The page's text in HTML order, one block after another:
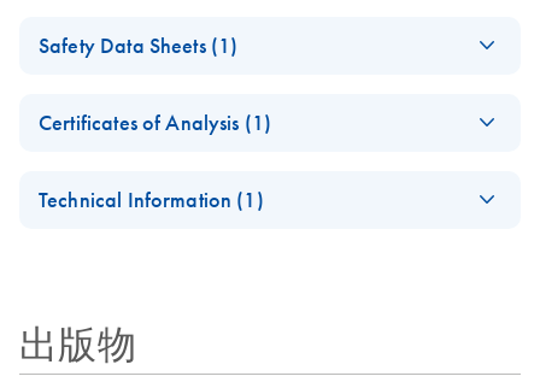
This fact sheet explains the inclusion of QIAwave Kits in
For simultaneous purification of genomic DNA and total
DNA/RNA Micro
animal and human tissues (≤5 mg)
microdissected cryosections
precipitation of
RLT or Buffer RLT
Plus lysates
AllPrep 96
EN Download
AllPrep DNA/RNA
Micro Quick-Start
Safety Data Sheets (1)
Certificates of Analysis (1)
Technical Information (1)
出版物